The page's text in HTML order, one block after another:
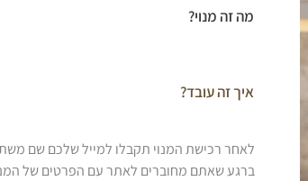
מה זה מנוי?
איך זה עובד?
לאחר רכישת המנוי תקבלו למייל שלכם שם
ברגע שאתם מחוברים לאתר עם הפרטים של